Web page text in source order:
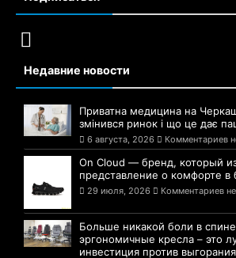
Недавние новости
Приватна медицина на
змінився ринок і що це дає
6 августа, 2026 Комментариев
On Cloud — бренд, который
представление о комфорте в
29 июля, 2026 Комментариев
Больше никакой боли в
эргономичные кресла – это
инвестиция против